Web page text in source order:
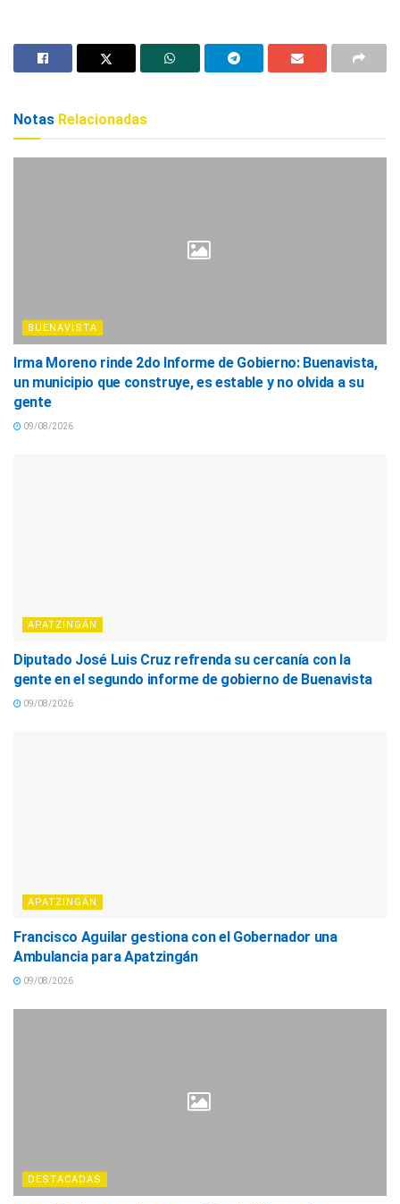
Notas Relacionadas
BUENAVISTA
Irma Moreno rinde 2do Informe de Gobierno: Buenavista,
un municipio que construye, es estable y no olvida a su
gente
09/08/2026
APATZINGÁN
Diputado José Luis Cruz refrenda su cercanía con la
gente en el segundo informe de gobierno de Buenavista
09/08/2026
APATZINGÁN
Francisco Aguilar gestiona con el Gobernador una
Ambulancia para Apatzingán
09/08/2026
DESTACADAS